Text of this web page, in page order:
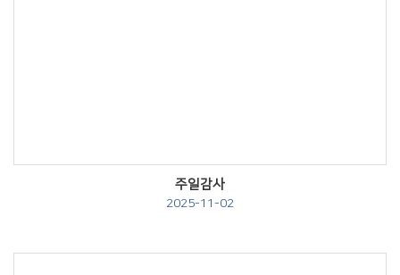
주일감사
2025-11-02